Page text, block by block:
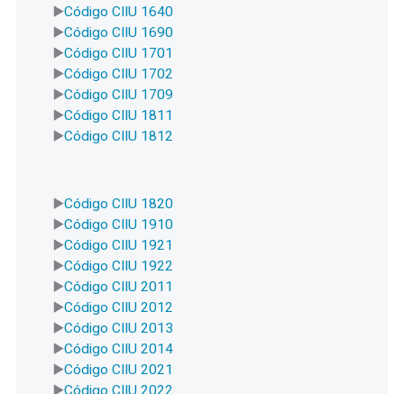
Código CIIU 1640
Código CIIU 1690
Código CIIU 1701
Código CIIU 1702
Código CIIU 1709
Código CIIU 1811
Código CIIU 1812
Código CIIU 1820
Código CIIU 1910
Código CIIU 1921
Código CIIU 1922
Código CIIU 2011
Código CIIU 2012
Código CIIU 2013
Código CIIU 2014
Código CIIU 2021
Código CIIU 2022